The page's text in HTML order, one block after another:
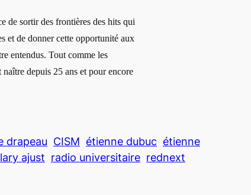
de sortir des frontières des hits qui
et de donner cette opportunité aux
entendus. Tout comme les
depuis 25 ans et pour encore
drapeau CISM étienne dubuc étienne
ajust radio universitaire rednext